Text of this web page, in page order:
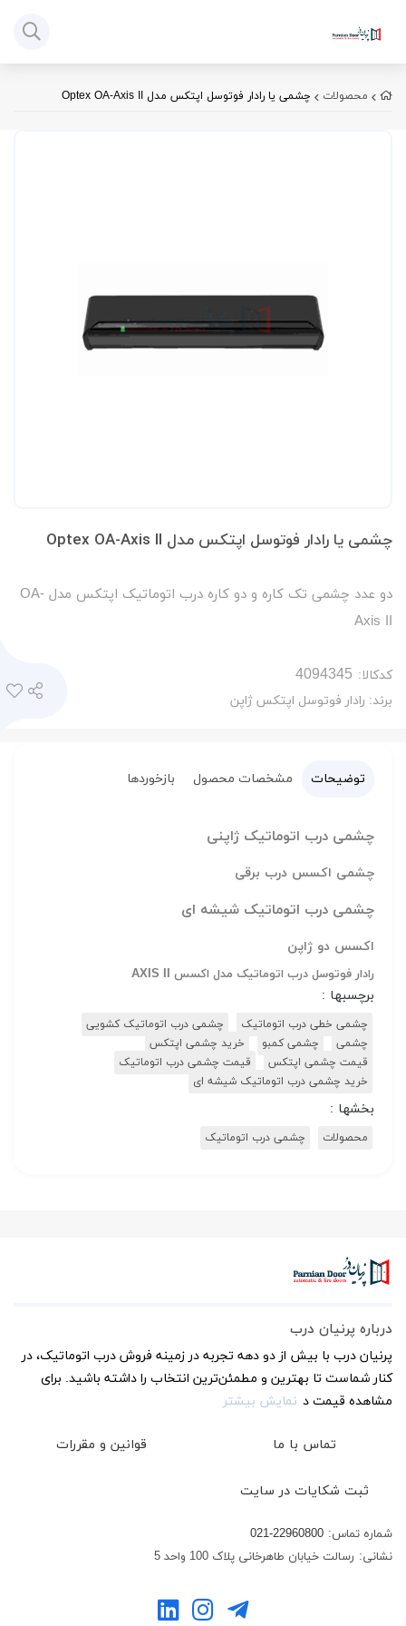
محصولات چشمی یا رادار فوتوسل اپتکس مدل Optex OA-Axis II
چشمی یا رادار فوتوسل اپتکس مدل Optex OA-Axis II
دو عدد چشمی تک کاره و دو کاره درب اتوماتیک اپتکس مدل OA-
Axis II
کدکالا:
برند: رادار فوتوسل اپتکس ژاپن
توضیحات مشخصات محصول بازخوردها
چشمی درب اتوماتیک ژاپنی
چشمی اکسس درب برقی
چشمی درب اتوماتیک شیشه ای
اکسس دو ژاپن
رادار فوتوسل درب اتوماتیک مدل اکسس AXIS II
برچسبها :
چشمی خطی درب اتوماتیک
چشمی درب اتوماتیک کشویی
چشمی
چشمی کمبو
خرید چشمی اپتکس
قیمت چشمی اپتکس
قیمت چشمی درب اتوماتیک
خرید چشمی درب اتوماتیک شیشه ای
بخشها :
محصولات چشمی درب اتوماتیک
درباره پرنیان درب
پرنیان درب با بیش از دو دهه تجربه در زمینه فروش درب اتوماتیک، در
کنار شماست تا بهترین و مطمئن‌ترین انتخاب را داشته باشید. برای
مشاهده قیمت د نمایش بیشتر
تماس با ما قوانین و مقررات
ثبت شکایات در سایت
شماره تماس: 021-22960800
نشانی: رسالت خیابان طاهرخانی پلاک 100 واحد 5